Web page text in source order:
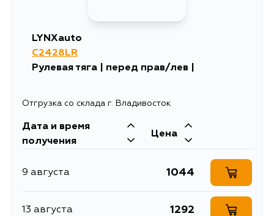
LYNXauto
C2428LR
Рулевая тяга | перед прав/лев |
Отгрузка со склада г. Владивосток
Дата и время
получения
Цена
9 августа 1044
13 августа 1292